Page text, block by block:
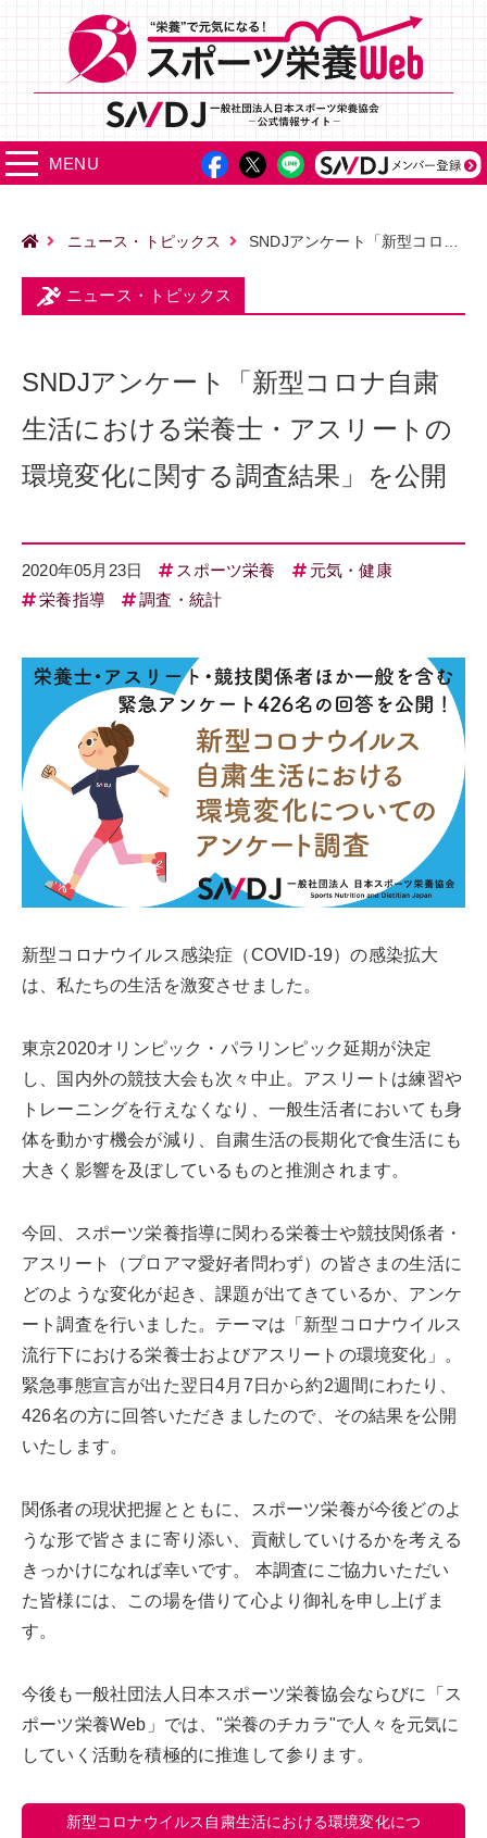
MENU
ニュース・トピックス SNDJアンケート「新型コロナ自粛生活における栄養士・アスリートの環境変化に関する調査結果」を公開
ニュース・トピックス
SNDJアンケート「新型コロナ自粛
生活における栄養士・アスリートの
環境変化に関する調査結果」を公開
2020年05月23日 スポーツ栄養
元気・健康
栄養指導
調査・統計
新型コロナウイルス感染症（COVID-19）の感染拡大
は、私たちの生活を激変させました。
東京2020オリンピック・パラリンピック延期が決定
し、国内外の競技大会も次々中止。アスリートは練習や
トレーニングを行えなくなり、一般生活者においても身
体を動かす機会が減り、自粛生活の長期化で食生活にも
大きく影響を及ぼしているものと推測されます。
今回、スポーツ栄養指導に関わる栄養士や競技関係者・
アスリート（プロアマ愛好者問わず）の皆さまの生活に
どのような変化が起き、課題が出てきているか、アンケ
ート調査を行いました。テーマは「新型コロナウイルス
流行下における栄養士およびアスリートの環境変化」。
緊急事態宣言が出た翌日4月7日から約2週間にわたり、
426名の方に回答いただきましたので、その結果を公開
いたします。
関係者の現状把握とともに、スポーツ栄養が今後どのよ
うな形で皆さまに寄り添い、貢献していけるかを考える
きっかけになれば幸いです。 本調査にご協力いただい
た皆様には、この場を借りて心より御礼を申し上げま
す。
今後も一般社団法人日本スポーツ栄養協会ならびに「ス
ポーツ栄養Web」では、"栄養のチカラ"で人々を元気に
していく活動を積極的に推進して参ります。
新型コロナウイルス自粛生活における環境変化につ